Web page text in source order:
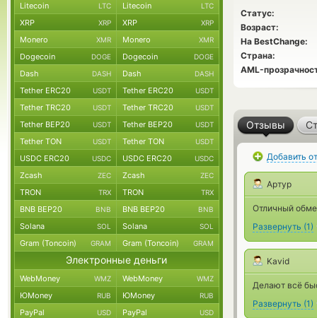
Статус:
Возраст:
На BestChange:
Страна:
AML-
Отзывы
Добавить
Артур
Отличный
Развернуть (1)
Kavid
Делают всё
Развернуть (1)
Litecoin LTC Litecoin LTC
XRP XRP XRP XRP
Monero XMR Monero XMR
Dogecoin DOGE Dogecoin DOGE
Dash DASH Dash DASH
Tether ERC20 USDT Tether ERC20 USDT
Tether TRC20 USDT Tether TRC20 USDT
Tether BEP20 USDT Tether BEP20 USDT
Tether TON USDT Tether TON USDT
USDC ERC20 USDC USDC ERC20 USDC
Zcash ZEC Zcash ZEC
TRON TRX TRON TRX
BNB BEP20 BNB BNB BEP20 BNB
Solana SOL Solana SOL
Gram (Toncoin) GRAM Gram (Toncoin) GRAM
Электронные деньги
WebMoney WMZ WebMoney WMZ
ЮMoney RUB ЮMoney RUB
PayPal USD PayPal USD